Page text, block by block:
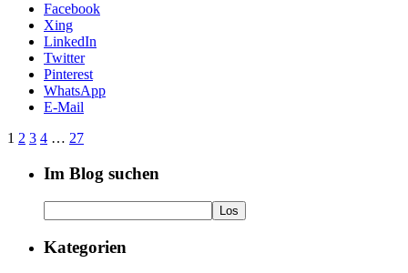
Facebook
Xing
LinkedIn
Twitter
Pinterest
WhatsApp
E-Mail
1 2 3 4 … 27
Im Blog suchen
Kategorien